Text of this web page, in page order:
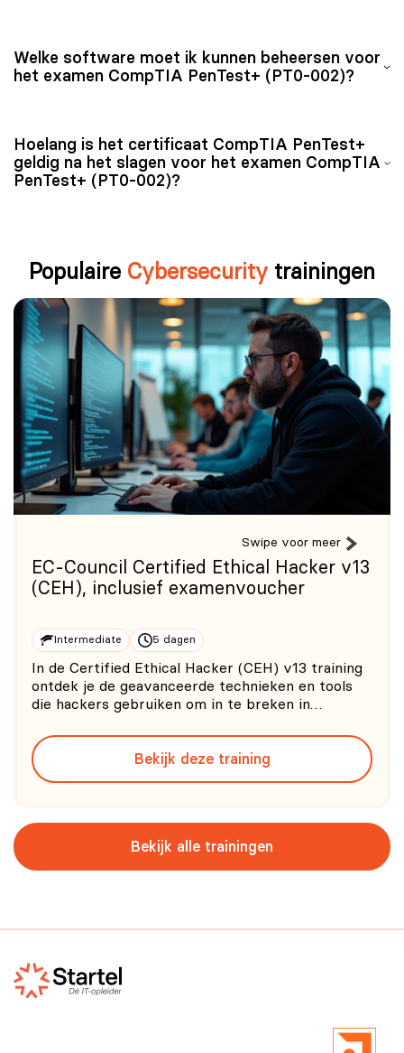
kwetsbaarhedenanalyse.
Aanvallen en exploits.
prestatiegerichte vragen waarbij jouw praktische
vaardigheden worden beoordeeld in bijvoorbeeld het
Welke software moet ik kunnen beheersen voor
het examen CompTIA PenTest+ (PT0-002)?
voor het uitvoeren van penetratietesten en
kwetsbaarheidsanalyses, zoals:
Burp Suite.
OpenVAS.
Hoelang is het certificaat CompTIA PenTest+
geldig na het slagen voor het examen CompTIA
PenTest+ (PT0-002)?
vernieuwen via het programma CompTIA Continuing
Education (CE).
Populaire Cybersecurity trainingen
Swipe voor meer
EC-Council Certified Ethical Hacker v13
(CEH), inclusief examenvoucher
Intermediate 5 dagen
In de Certified Ethical Hacker (CEH) v13 training
ontdek je de geavanceerde technieken en tools
die hackers gebruiken om in te breken in
organisaties effectief kunt beschermen tegen
cyberaanvallen en kwetsbaarheden kunt
identificeren voordat kwaadwillenden d
Bekijk deze training
Bekijk alle trainingen